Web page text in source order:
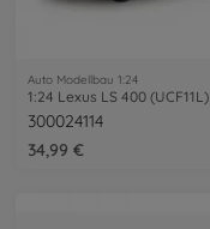
Auto Modellbau 1:24
1:24 Lexus LS 400 (UCF11L)
300024114
34,99 €